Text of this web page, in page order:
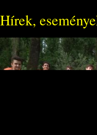
Hírek,